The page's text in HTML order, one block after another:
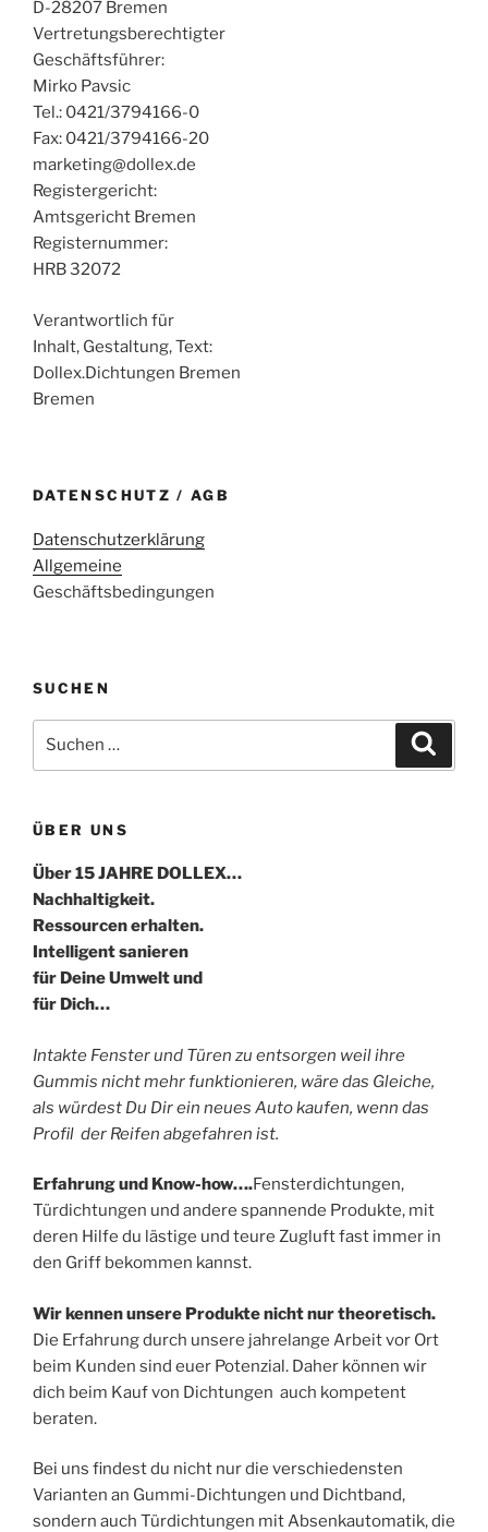
D-28207 Bremen
Vertretungsberechtigter
Geschäftsführer:
Mirko Pavsic
Tel.: 0421/3794166-0
Fax: 0421/3794166-20
marketing@dollex.de
Registergericht:
Amtsgericht Bremen
Registernummer:
HRB 32072
Verantwortlich für
Inhalt, Gestaltung, Text:
Dollex.Dichtungen Bremen
Bremen
DATENSCHUTZ / AGB
Datenschutzerklärung
Allgemeine
Geschäftsbedingungen
SUCHEN
nach:
ÜBER UNS
Über 15 JAHRE DOLLEX…
Nachhaltigkeit.
Ressourcen erhalten.
Intelligent sanieren
für Deine Umwelt und
für Dich…
Intakte Fenster und Türen zu entsorgen weil ihre
Gummis nicht mehr funktionieren, wäre das Gleiche,
als würdest Du Dir ein neues Auto kaufen, wenn das
Profil der Reifen abgefahren ist.
Erfahrung und Know-how….Fensterdichtungen,
Türdichtungen und andere spannende Produkte, mit
deren Hilfe du lästige und teure Zugluft fast immer in
den Griff bekommen kannst.
Wir kennen unsere Produkte nicht nur theoretisch.
Die Erfahrung durch unsere jahrelange Arbeit vor Ort
beim Kunden sind euer Potenzial. Daher können wir
dich beim Kauf von Dichtungen auch kompetent
beraten.
Bei uns findest du nicht nur die verschiedensten
Varianten an Gummi-Dichtungen und Dichtband,
sondern auch Türdichtungen mit Absenkautomatik, die